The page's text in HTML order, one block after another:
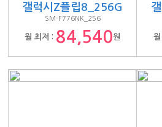
갤럭시Z플립8_256G
SM-F776NK_256
월 최저 : 84,540원 월